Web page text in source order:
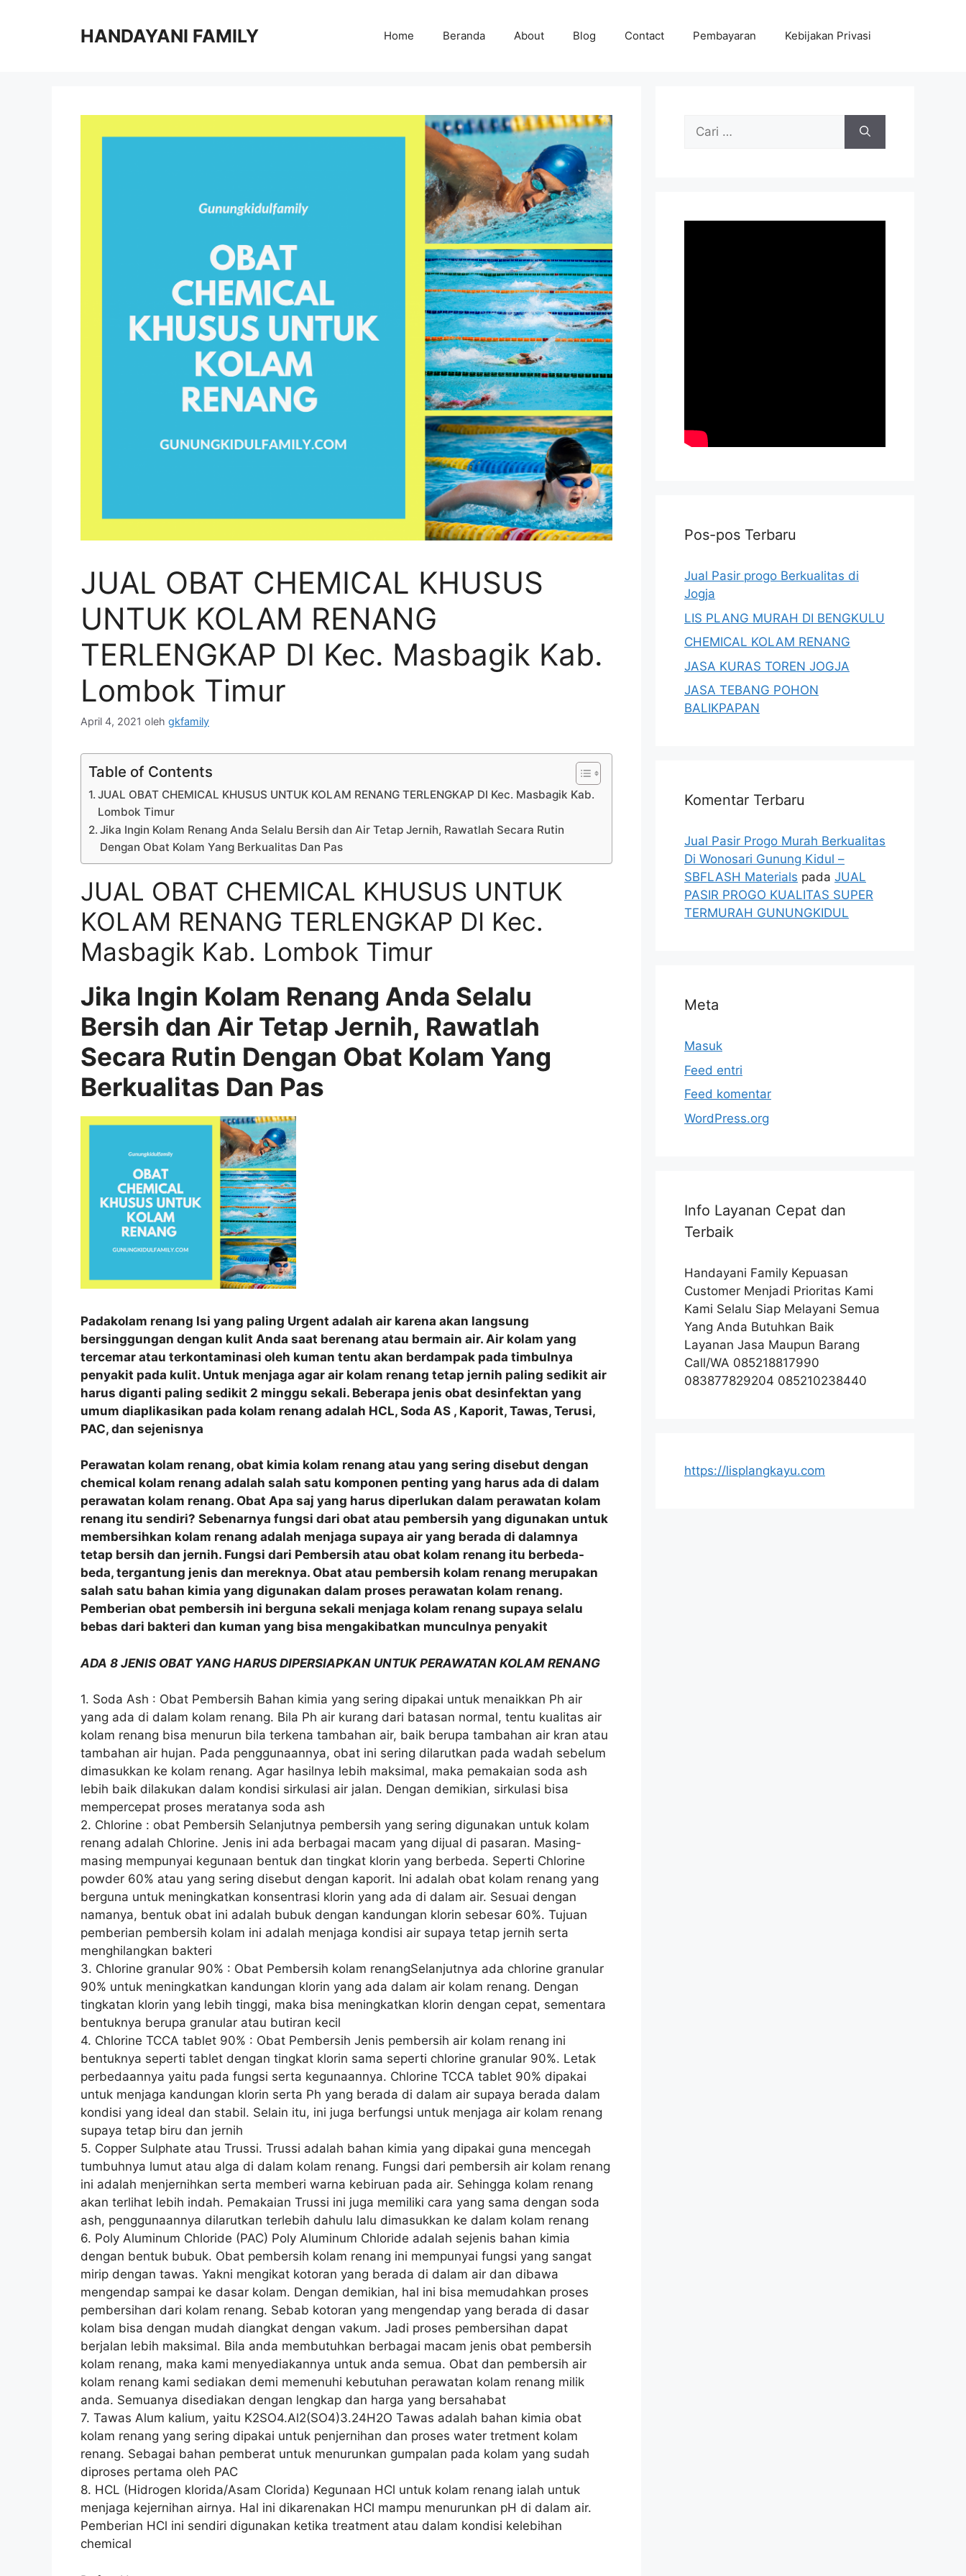
HANDAYANI FAMILY Home Beranda About Blog Contact Pembayaran Kebijakan Privasi
JUAL OBAT CHEMICAL KHUSUS
UNTUK KOLAM RENANG
TERLENGKAP DI Kec. Masbagik Kab.
Lombok Timur
April 4, 2021 oleh gkfamily
Table of Contents
JUAL OBAT CHEMICAL KHUSUS UNTUK KOLAM RENANG TERLENGKAP DI Kec. Masbagik Kab.
Lombok Timur
Jika Ingin Kolam Renang Anda Selalu Bersih dan Air Tetap Jernih, Rawatlah Secara Rutin
Dengan Obat Kolam Yang Berkualitas Dan Pas
JUAL OBAT CHEMICAL KHUSUS UNTUK
KOLAM RENANG TERLENGKAP DI Kec.
Masbagik Kab. Lombok Timur
Jika Ingin Kolam Renang Anda Selalu
Bersih dan Air Tetap Jernih, Rawatlah
Secara Rutin Dengan Obat Kolam Yang
Berkualitas Dan Pas
Padakolam renang Isi yang paling Urgent adalah air karena akan langsung
bersinggungan dengan kulit Anda saat berenang atau bermain air. Air kolam yang
tercemar atau terkontaminasi oleh kuman tentu akan berdampak pada timbulnya
penyakit pada kulit. Untuk menjaga agar air kolam renang tetap jernih paling sedikit air
harus diganti paling sedikit 2 minggu sekali. Beberapa jenis obat desinfektan yang
umum diaplikasikan pada kolam renang adalah HCL, Soda AS , Kaporit, Tawas, Terusi,
PAC, dan sejenisnya
Perawatan kolam renang, obat kimia kolam renang atau yang sering disebut dengan
chemical kolam renang adalah salah satu komponen penting yang harus ada di dalam
perawatan kolam renang. Obat Apa saj yang harus diperlukan dalam perawatan kolam
renang itu sendiri? Sebenarnya fungsi dari obat atau pembersih yang digunakan untuk
membersihkan kolam renang adalah menjaga supaya air yang berada di dalamnya
tetap bersih dan jernih. Fungsi dari Pembersih atau obat kolam renang itu berbeda-
beda, tergantung jenis dan mereknya. Obat atau pembersih kolam renang merupakan
salah satu bahan kimia yang digunakan dalam proses perawatan kolam renang.
Pemberian obat pembersih ini berguna sekali menjaga kolam renang supaya selalu
bebas dari bakteri dan kuman yang bisa mengakibatkan munculnya penyakit
ADA 8 JENIS OBAT YANG HARUS DIPERSIAPKAN UNTUK PERAWATAN KOLAM RENANG
1. Soda Ash : Obat Pembersih Bahan kimia yang sering dipakai untuk menaikkan Ph air
yang ada di dalam kolam renang. Bila Ph air kurang dari batasan normal, tentu kualitas air
kolam renang bisa menurun bila terkena tambahan air, baik berupa tambahan air kran atau
tambahan air hujan. Pada penggunaannya, obat ini sering dilarutkan pada wadah sebelum
dimasukkan ke kolam renang. Agar hasilnya lebih maksimal, maka pemakaian soda ash
lebih baik dilakukan dalam kondisi sirkulasi air jalan. Dengan demikian, sirkulasi bisa
mempercepat proses meratanya soda ash
2. Chlorine : obat Pembersih Selanjutnya pembersih yang sering digunakan untuk kolam
renang adalah Chlorine. Jenis ini ada berbagai macam yang dijual di pasaran. Masing-
masing mempunyai kegunaan bentuk dan tingkat klorin yang berbeda. Seperti Chlorine
powder 60% atau yang sering disebut dengan kaporit. Ini adalah obat kolam renang yang
berguna untuk meningkatkan konsentrasi klorin yang ada di dalam air. Sesuai dengan
namanya, bentuk obat ini adalah bubuk dengan kandungan klorin sebesar 60%. Tujuan
pemberian pembersih kolam ini adalah menjaga kondisi air supaya tetap jernih serta
menghilangkan bakteri
3. Chlorine granular 90% : Obat Pembersih kolam renangSelanjutnya ada chlorine granular
90% untuk meningkatkan kandungan klorin yang ada dalam air kolam renang. Dengan
tingkatan klorin yang lebih tinggi, maka bisa meningkatkan klorin dengan cepat, sementara
bentuknya berupa granular atau butiran kecil
4. Chlorine TCCA tablet 90% : Obat Pembersih Jenis pembersih air kolam renang ini
bentuknya seperti tablet dengan tingkat klorin sama seperti chlorine granular 90%. Letak
perbedaannya yaitu pada fungsi serta kegunaannya. Chlorine TCCA tablet 90% dipakai
untuk menjaga kandungan klorin serta Ph yang berada di dalam air supaya berada dalam
kondisi yang ideal dan stabil. Selain itu, ini juga berfungsi untuk menjaga air kolam renang
supaya tetap biru dan jernih
5. Copper Sulphate atau Trussi. Trussi adalah bahan kimia yang dipakai guna mencegah
tumbuhnya lumut atau alga di dalam kolam renang. Fungsi dari pembersih air kolam renang
ini adalah menjernihkan serta memberi warna kebiruan pada air. Sehingga kolam renang
akan terlihat lebih indah. Pemakaian Trussi ini juga memiliki cara yang sama dengan soda
ash, penggunaannya dilarutkan terlebih dahulu lalu dimasukkan ke dalam kolam renang
6. Poly Aluminum Chloride (PAC) Poly Aluminum Chloride adalah sejenis bahan kimia
dengan bentuk bubuk. Obat pembersih kolam renang ini mempunyai fungsi yang sangat
mirip dengan tawas. Yakni mengikat kotoran yang berada di dalam air dan dibawa
mengendap sampai ke dasar kolam. Dengan demikian, hal ini bisa memudahkan proses
pembersihan dari kolam renang. Sebab kotoran yang mengendap yang berada di dasar
kolam bisa dengan mudah diangkat dengan vakum. Jadi proses pembersihan dapat
berjalan lebih maksimal. Bila anda membutuhkan berbagai macam jenis obat pembersih
kolam renang, maka kami menyediakannya untuk anda semua. Obat dan pembersih air
kolam renang kami sediakan demi memenuhi kebutuhan perawatan kolam renang milik
anda. Semuanya disediakan dengan lengkap dan harga yang bersahabat
7. Tawas Alum kalium, yaitu K2SO4.Al2(SO4)3.24H2O Tawas adalah bahan kimia obat
kolam renang yang sering dipakai untuk penjernihan dan proses water tretment kolam
renang. Sebagai bahan pemberat untuk menurunkan gumpalan pada kolam yang sudah
diproses pertama oleh PAC
8. HCL (Hidrogen klorida/Asam Clorida) Kegunaan HCl untuk kolam renang ialah untuk
menjaga kejernihan airnya. Hal ini dikarenakan HCl mampu menurunkan pH di dalam air.
Pemberian HCl ini sendiri digunakan ketika treatment atau dalam kondisi kelebihan
chemical
Cari
Pos-pos Terbaru
Jual Pasir progo Berkualitas di
Jogja
LIS PLANG MURAH DI BENGKULU
CHEMICAL KOLAM RENANG
JASA KURAS TOREN JOGJA
JASA TEBANG POHON
BALIKPAPAN
Komentar Terbaru
Jual Pasir Progo Murah Berkualitas
Di Wonosari Gunung Kidul –
SBFLASH Materials pada JUAL
PASIR PROGO KUALITAS SUPER
TERMURAH GUNUNGKIDUL
Meta
Masuk
Feed entri
Feed komentar
WordPress.org
Info Layanan Cepat dan
Terbaik
Handayani Family Kepuasan
Customer Menjadi Prioritas Kami
Kami Selalu Siap Melayani Semua
Yang Anda Butuhkan Baik
Layanan Jasa Maupun Barang
Call/WA 085218817990
083877829204 085210238440
https://lisplangkayu.com